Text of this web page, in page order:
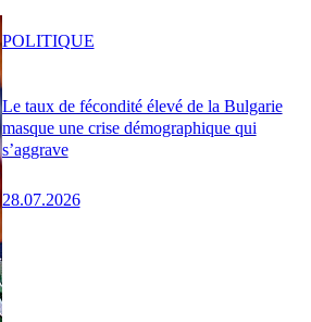
Le taux de fécondité élevé de la Bulgarie
masque une crise démographique qui
s’aggrave
28.07.2026
POLITIQUE